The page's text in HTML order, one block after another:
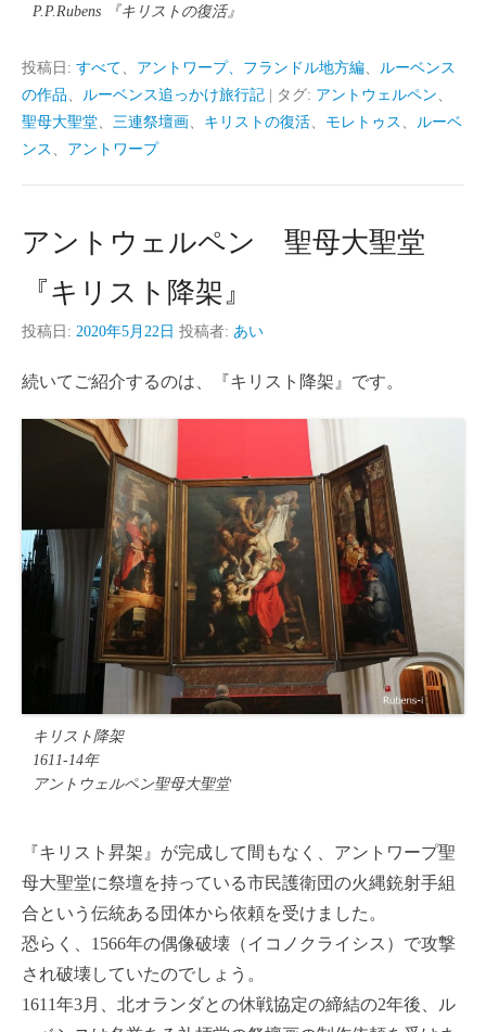
P.P.Rubens 『キリストの復活』
投稿日: すべて 、 アントワープ、フランドル地方編、 ルーベンス
の作品 、 ルーベンス追っかけ旅行記 タグ: アントウェルペン 、
聖母大聖堂、 三連祭壇画 、 キリストの復活、 モレトゥス 、 ルーベ
ンス 、 アントワープ
アントウェルペン 聖母大聖堂
『キリスト降架』
投稿日: 2020年5月22日 投稿者: あい
続いてご紹介するのは、『キリスト降架』です。
キリスト降架
1611-14年
アントウェルペン聖母大聖堂
『キリスト昇架』が完成して間もなく、アントワープ聖
母大聖堂に祭壇を持っている市民護衛団の火縄銃射手組
合という伝統ある団体から依頼を受けました。
恐らく、1566年の偶像破壊（イコノクライシス）で攻撃
され破壊していたのでしょう。
1611年3月、北オランダとの休戦協定の締結の2年後、ル